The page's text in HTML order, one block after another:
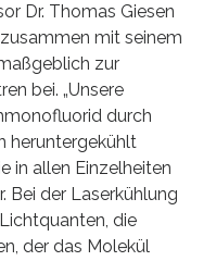
Dr. Thomas Giesen
mit seinem
zur
bei. „Unsere
durch
heruntergekühlt
in allen Einzelheiten
Bei der Laserkühlung
die
der das Molekül